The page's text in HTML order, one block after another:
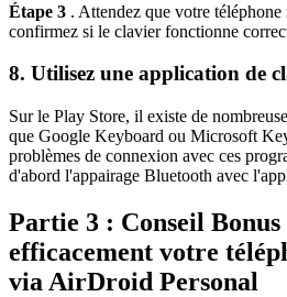
Étape 3 . Attendez que votre
confirmez si le clavier fonctionne
8. Utilisez une application de
Sur le Play Store, il existe de
que Google Keyboard ou Microsoft
problèmes de connexion avec ces
d'abord l'appairage Bluetooth avec
Partie 3 : Conseil
efficacement votre
via AirDroid Personal